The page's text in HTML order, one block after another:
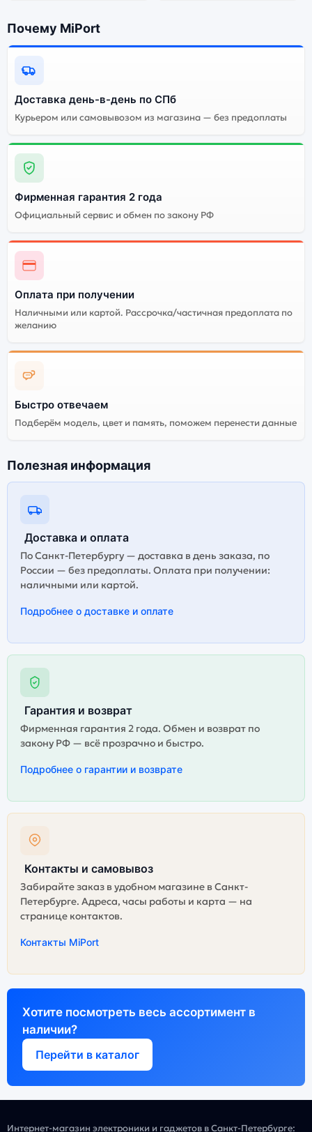
Почему стоит купить смартфон
Samsung Galaxy Z Flip 7 (nano
SIM+eSIM) 12Gb/512Gb Blue Shadow
(Синий):
аккумулятор
Процессор
цветов и моделей
Стоимость смартфона
(nano SIM+eSIM)
Существует не оригинальная и оригинальная версия
смартфона Samsung Galaxy Z Flip 7 (nano SIM+eSIM)
адаптирована и поддерживает все сервисы. Не
корректная работа сервисов не гарантируется.
Почему MiPort
Доставка день-в-день по СПб
Курьером или самовывозом из магазина — без предоплаты
Фирменная гарантия 2 года
Официальный сервис и обмен по закону РФ
Оплата при получении
Наличными или картой. Рассрочка/частичная предоплата по
желанию
Быстро отвечаем
Подберём модель, цвет и память, поможем перенести данные
Полезная информация
Доставка и оплата
По Санкт-Петербургу — доставка в день заказа, по
России — без предоплаты. Оплата при получении:
наличными или картой.
Подробнее о доставке и оплате
Гарантия и возврат
Фирменная гарантия 2 года. Обмен и возврат по
закону РФ — всё прозрачно и быстро.
Подробнее о гарантии и возврате
Контакты и самовывоз
Забирайте заказ в удобном магазине в Санкт-
Петербурге. Адреса, часы работы и карта — на
странице контактов.
Контакты MiPort
Хотите посмотреть весь ассортимент в
наличии?
Перейти в каталог
Интернет-магазин электроники и гаджетов в Санкт-Петербурге: